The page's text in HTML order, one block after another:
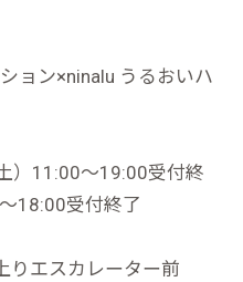
ョン×ninalu うるおいハ
）11:00～19:00受付終
18:00受付終了
りエスカレーター前